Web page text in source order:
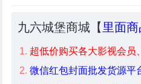
九六城堡商城【 里面
超低价购买各大影视会员
微信红包封面批发货源平